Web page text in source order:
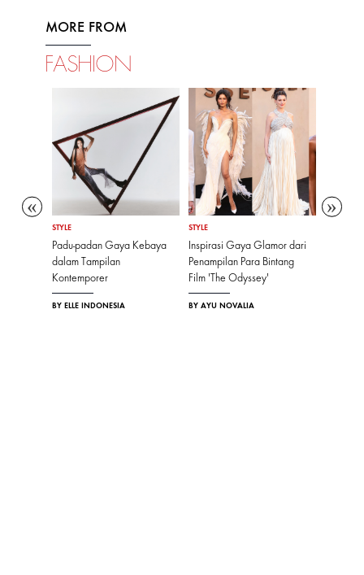
MORE FROM
FASHION
STYLE
Padu-padan Gaya Kebaya
dalam Tampilan
Kontemporer
BY ELLE INDONESIA
STYLE
Inspirasi Gaya Glamor dari
Penampilan Para Bintang
Film 'The Odyssey'
BY AYU NOVALIA